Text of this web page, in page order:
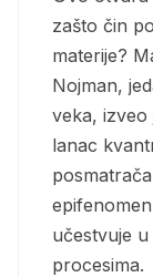
zašto čin
materije?
Nojman,
veka, izveo
lanac
učestvuje
procesima.